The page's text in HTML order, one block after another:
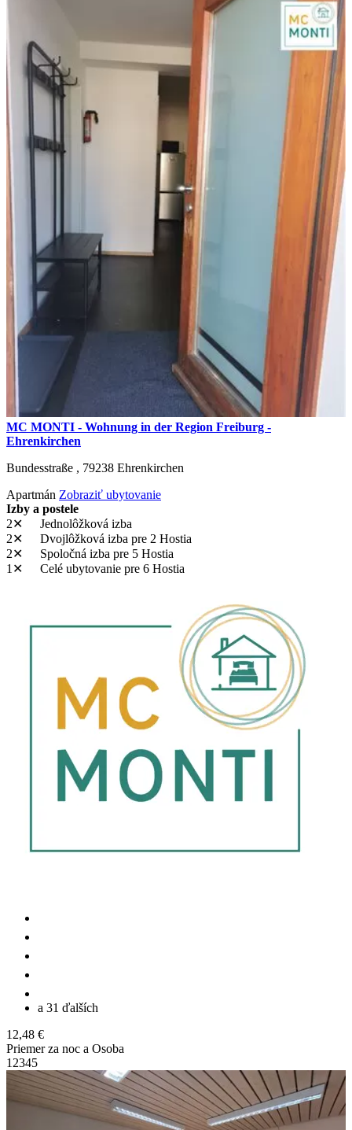
MC MONTI - Wohnung in der Region Freiburg -
Ehrenkirchen
Bundesstraße , 79238 Ehrenkirchen
Apartmán Zobraziť ubytovanie
Izby a postele
2✕
Jednolôžková izba
2✕
Dvojlôžková izba pre 2 Hostia
2✕
Spoločná izba pre 5 Hostia
1✕
Celé ubytovanie pre 6 Hostia
a 31 ďalších
12,48 €
Priemer za noc a Osoba
1 2345